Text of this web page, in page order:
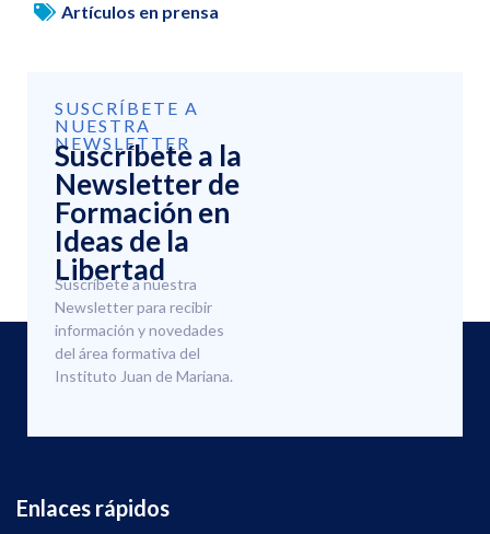
Artículos en prensa
SUSCRÍBETE A
NUESTRA
NEWSLETTER
Suscríbete a la
Newsletter de
Formación en
Ideas de la
Libertad
Suscríbete a nuestra
Newsletter para recibir
información y novedades
del área formativa del
Instituto Juan de Mariana.
Enlaces rápidos